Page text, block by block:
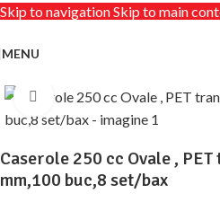
Skip to navigationSkip to main
MENU
Click to enlarge
Caserole 250 cc Ovale ,
mm,100 buc,8 set/bax